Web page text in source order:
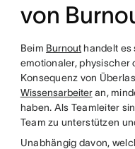
von
Beim Burnout handelt es
emotionaler, physischer
Konsequenz von
Wissensarbeiteran,
haben. Als Teamleiter
Team zu unterstützen
Unabhängig davon,